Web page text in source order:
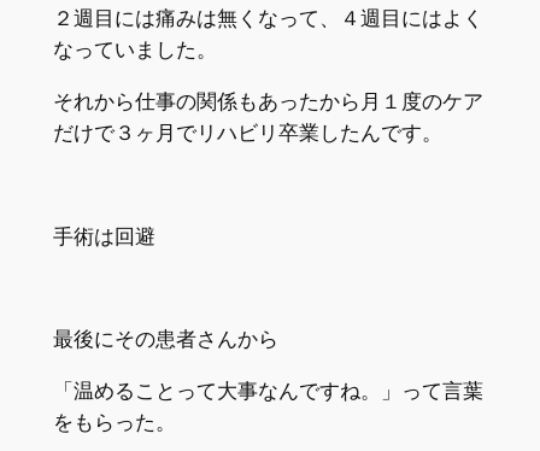
２週目には痛みは無くなって、４週目にはよく
なっていました。
それから仕事の関係もあったから月１度のケア
だけで３ヶ月でリハビリ卒業したんです。
手術は回避
最後にその患者さんから
「温めることって大事なんですね。」って言葉
をもらった。